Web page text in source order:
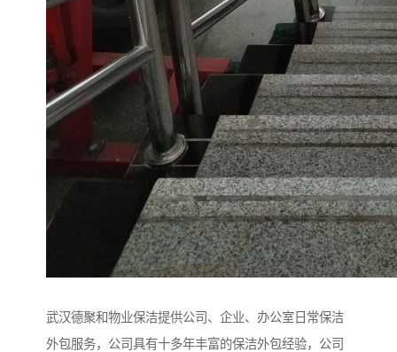
武汉德聚和物业保洁提供公司、企业、办公室日常保洁
外包服务，公司具有十多年丰富的保洁外包经验，公司